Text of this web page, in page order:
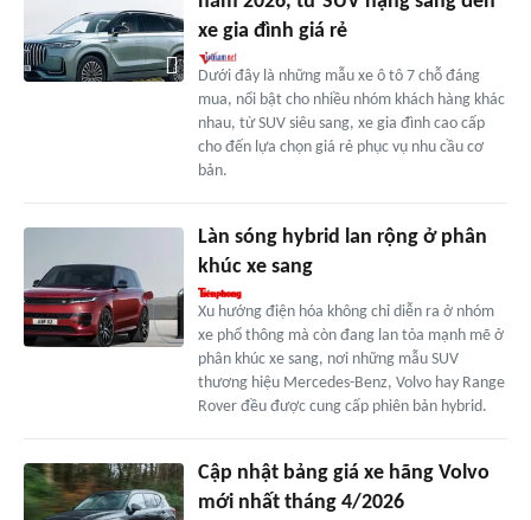
xe gia đình giá rẻ
Dưới đây là những mẫu xe ô tô 7 chỗ đáng
mua, nổi bật cho nhiều nhóm khách hàng khác
nhau, từ SUV siêu sang, xe gia đình cao cấp
cho đến lựa chọn giá rẻ phục vụ nhu cầu cơ
bản.
Làn sóng hybrid lan rộng ở phân
khúc xe sang
Xu hướng điện hóa không chỉ diễn ra ở nhóm
xe phổ thông mà còn đang lan tỏa mạnh mẽ ở
phân khúc xe sang, nơi những mẫu SUV
thương hiệu Mercedes-Benz, Volvo hay Range
Rover đều được cung cấp phiên bản hybrid.
Cập nhật bảng giá xe hãng Volvo
mới nhất tháng 4/2026